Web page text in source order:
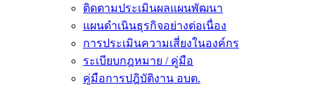
ติดตามประเมินผลแผนพัฒนา
แผนดำเนินธุรกิจอย่างต่อเนื่อง
การประเมินความเสี่ยงในองค์กร
ระเบียบกฎหมาย / คู่มือ
คู่มือการปฎิบัติงาน อบต.